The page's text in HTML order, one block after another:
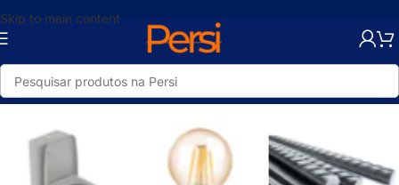
Skip to main content
Início/Cortag